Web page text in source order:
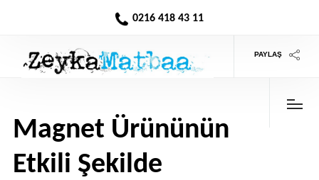
0216 418 43 11
PAYLAŞ
Magnet Ürününün
Etkili Şekilde